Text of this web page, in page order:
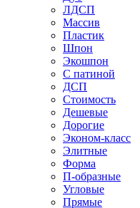
ЛДСП
Массив
Пластик
Шпон
Экошпон
С патиной
ДСП
Стоимость
Дешевые
Дорогие
Эконом-класс
Элитные
Форма
П-образные
Угловые
Прямые